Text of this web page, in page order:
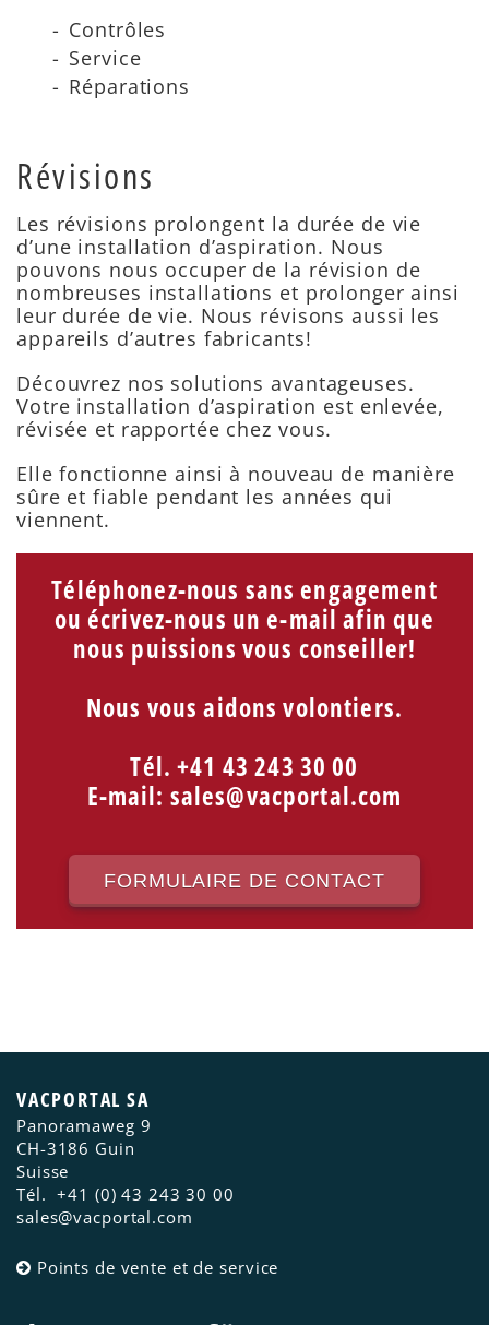
Contrôles
Service
Réparations
Révisions
Les révisions prolongent la durée de vie
d’une installation d’aspiration. Nous
pouvons nous occuper de la révision de
nombreuses installations et prolonger ainsi
leur durée de vie. Nous révisons aussi les
appareils d’autres fabricants!
Découvrez nos solutions avantageuses.
Votre installation d’aspiration est enlevée,
révisée et rapportée chez vous.
Elle fonctionne ainsi à nouveau de manière
sûre et fiable pendant les années qui
viennent.
Téléphonez-nous sans engagement
ou écrivez-nous un e-mail afin que
nous puissions vous conseiller!
Nous vous aidons volontiers.
Tél. +41 43 243 30 00
E-mail: sales@vacportal.com
FORMULAIRE DE CONTACT
VACPORTAL SA
Panoramaweg 9
CH-3186 Guin
Suisse
Tél. +41 (0) 43 243 30 00
sales@vacportal.com
Points de vente et de service